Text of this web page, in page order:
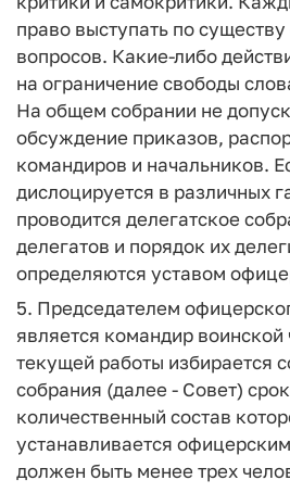
право выступать по
вопросов. Какие-либо
на ограничение свободы
На общем собрании не
обсуждение приказов,
командиров и начальников.
дислоцируется в различных
проводится делегатское
делегатов и порядок их
определяются уставом
5. Председателем
является командир
текущей работы избирается
собрания (далее - Совет)
количественный состав
устанавливается
должен быть менее трех